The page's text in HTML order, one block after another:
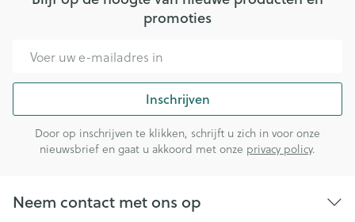
promoties
Inschrijven
Door op inschrijven te klikken, schrijft u zich in voor onze
nieuwsbrief en gaat u akkoord met onze privacy policy.
Neem contact met ons op